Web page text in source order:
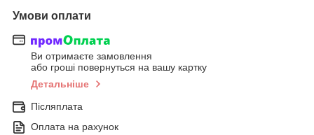
Умови оплати
Ви отримаєте замовлення
або гроші повернуться на вашу картку
Детальніше
Післяплата
Оплата на рахунок